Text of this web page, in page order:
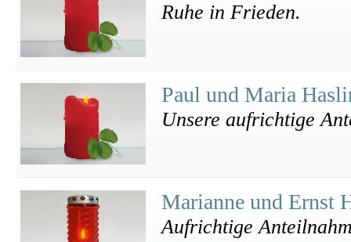
Ruhe in Frieden.
Paul und Maria
Unsere aufrichtige
Marianne und Ernst
Aufrichtige